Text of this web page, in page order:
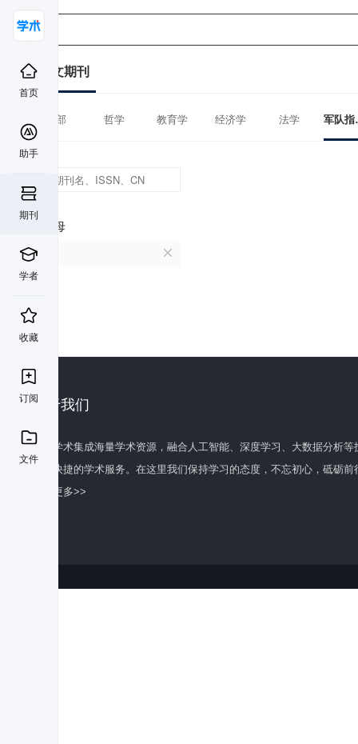
首页
助手
期刊
学者
收藏
订阅
文件
中文期刊
全部 哲学 教育学 经济学 法学 军
首字母
B
关于我们
百度学术集成海量学术资源，融合人工智能、深度学习、大数据分析
全面快捷的学术服务。在这里我们保持学习的态度，不忘初心，砥砺前
了解更多>>